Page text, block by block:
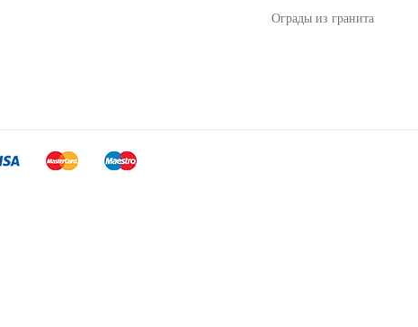
Ограды из гранита